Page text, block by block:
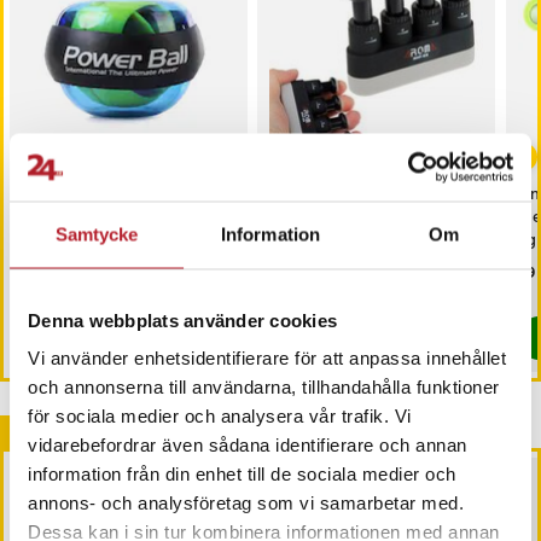
Samtycke Information Om
Denna webbplats använder cookies
Vi använder enhetsidentifierare för att anpassa innehållet
och annonserna till användarna, tillhandahålla funktioner
för sociala medier och analysera vår trafik. Vi
vidarebefordrar även sådana identifierare och annan
information från din enhet till de sociala medier och
annons- och analysföretag som vi samarbetar med.
Dessa kan i sin tur kombinera informationen med annan
Pris:119 kr
119 kr
Köp
justerbart motstånd
Andra köpte också